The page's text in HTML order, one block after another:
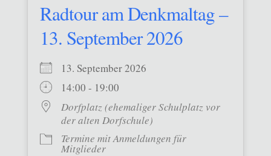
Radtour am Denkmaltag –
13. September 2026
13. September 2026
14:00 - 19:00
Dorfplatz (ehemaliger Schulplatz vor
der alten Dorfschule)
Termine mit Anmeldungen für
Mitglieder